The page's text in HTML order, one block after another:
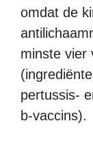
omdat de
minste vier
pertussis-
b-vaccins).